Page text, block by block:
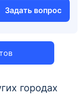
Задать вопрос
городах